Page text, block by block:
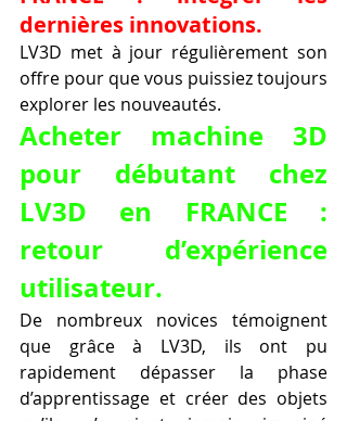
dernières innovations.
LV3D met à jour régulièrement son
offre pour que vous puissiez toujours
explorer les nouveautés.
Acheter machine 3D
pour débutant chez
LV3D en FRANCE :
retour d’expérience
utilisateur.
De nombreux novices témoignent
que grâce à LV3D, ils ont pu
rapidement dépasser la phase
d’apprentissage et créer des objets